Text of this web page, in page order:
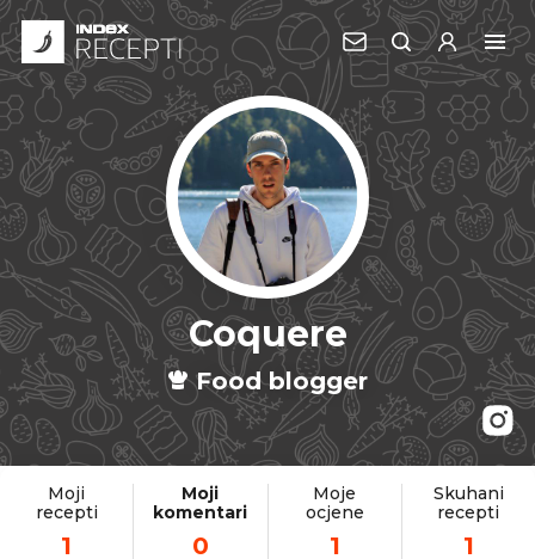
Coquere
Food blogger
Moji
recepti
1
Moji
komentari
0
Moje
ocjene
1
Skuhani
recepti
1